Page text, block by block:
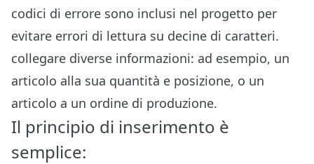
codici di errore sono inclusi nel progetto per
evitare errori di lettura su decine di caratteri.
collegare diverse informazioni: ad esempio, un
articolo alla sua quantità e posizione, o un
articolo a un ordine di produzione.
Il principio di inserimento è
semplice: